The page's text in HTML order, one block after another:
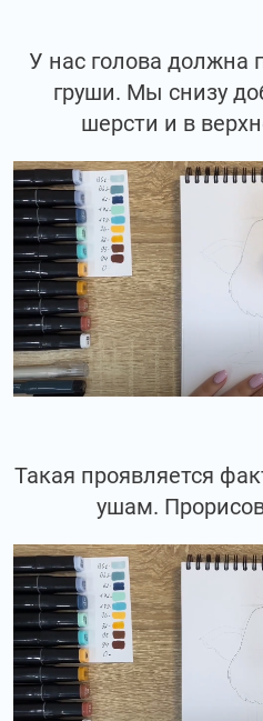
У нас голова должна
груши. Мы снизу
шерсти и в
Такая проявляется
ушам.